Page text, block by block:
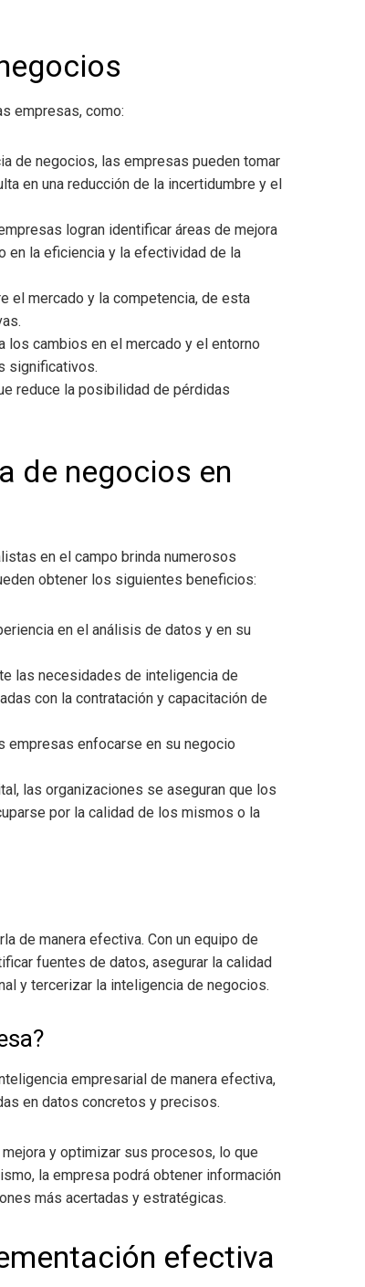
empresas, como:
de negocios, las empresas pueden tomar
en una reducción de la incertidumbre y el
logran identificar áreas de mejora
en la eficiencia y la efectividad de la
el mercado y la competencia, de esta
los cambios en el mercado y el entorno
significativos.
reduce la posibilidad de pérdidas
de negocios en
en el campo brinda numerosos
obtener los siguientes beneficios:
en el análisis de datos y en su
las necesidades de inteligencia de
con la contratación y capacitación de
empresas enfocarse en su negocio
las organizaciones se aseguran que los
por la calidad de los mismos o la
de manera efectiva. Con un equipo de
fuentes de datos, asegurar la calidad
y tercerizar la inteligencia de negocios.
empresarial de manera efectiva,
en datos concretos y precisos.
y optimizar sus procesos, lo que
la empresa podrá obtener información
más acertadas y estratégicas.
efectiva